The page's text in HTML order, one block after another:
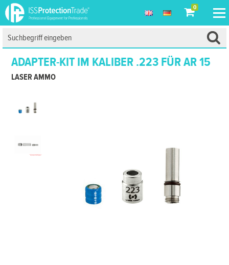
0
ADAPTER-KIT IM KALIBER .223 FÜR AR 15
LASER AMMO